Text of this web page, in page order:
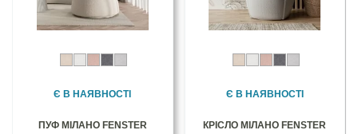
Є В НАЯВНОСТІ
ПУФ МІЛАНО FENSTER
Є В НАЯВНОСТІ
КРІСЛО МІЛАНО FENSTER